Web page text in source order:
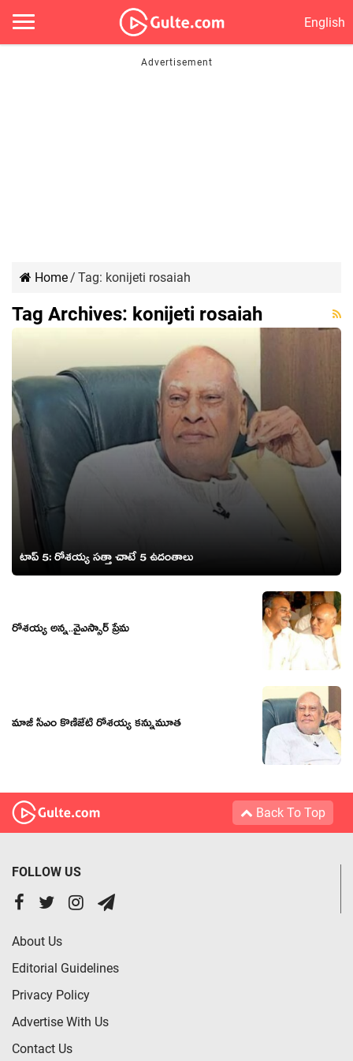
English
Home/ Tag: konijeti rosaiah
Tag Archives: konijeti rosaiah
టాప్ 5: రోశయ్య సత్తా చాటే 5 ఉదంతాలు
రోశ‌య్య అన్న‌..వైఎస్సార్ ప్రేమ‌
మాజీ సీఎం కొణిజేటి రోశయ్య కన్నుమూత
Back To Top
FOLLOW US
About Us
Editorial Guidelines
Privacy Policy
Advertise With Us
Contact Us